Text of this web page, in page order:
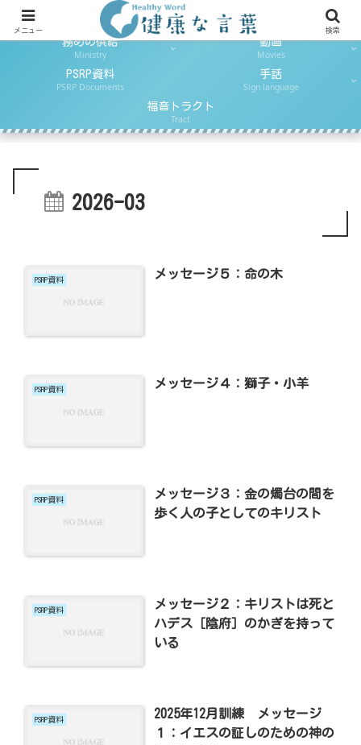
日ごとのパン
Daily Reading
Daily Prayer
務めの供給
Ministry
動画
Movies
PSRP資料
PSRP Documents
手話
Sign language
福音トラクト
Tract
2026-03
PSRP資料 メッセージ５：命の木
PSRP資料 メッセージ４：獅子・小羊
PSRP資料
メッセージ３：金の燭台の間を
歩く人の子としてのキリスト
PSRP資料
メッセージ２：キリストは死と
ハデス［陰府］のかぎを持って
いる
PSRP資料
2025年12月訓練 メッセージ
１：イエスの証しのための神の
メニュー 検索